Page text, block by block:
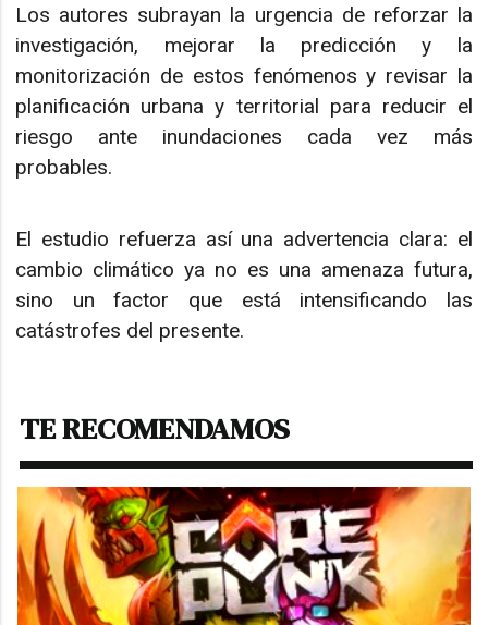
Los autores subrayan la urgencia de reforzar la
investigación, mejorar la predicción y la
monitorización de estos fenómenos y revisar la
planificación urbana y territorial para reducir el
riesgo ante inundaciones cada vez más
probables.
El estudio refuerza así una advertencia clara: el
cambio climático ya no es una amenaza futura,
sino un factor que está intensificando las
catástrofes del presente.
TE RECOMENDAMOS